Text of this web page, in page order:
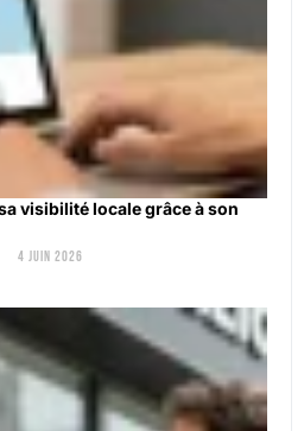
visibilité locale grâce à son
4 juin 2026